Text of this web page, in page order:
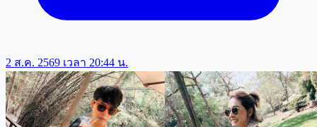
2 ส.ค. 2569 เวลา 20:44 น.